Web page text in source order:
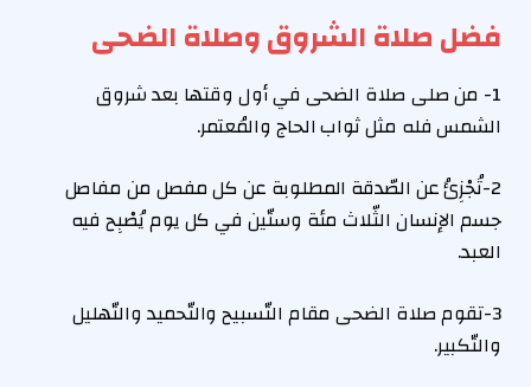
فضل صلاة الشروق وصلاة الضحى
1- من صلى صلاة الضحى في أول وقتها بعد شروق
الشمس فله مثل ثواب الحاج والمُعتمر.
2-تُجْزِئُ عن الصّدقة المطلوبة عن كل مفصل من مفاصل
جسم الإنسان الثّلاث مئة وستّين في كل يوم يُصْبِح فيه
العبد.
3-تقوم صلاة الضحى مقام التّسبيح والتّحميد والتّهليل
والتّكبير.